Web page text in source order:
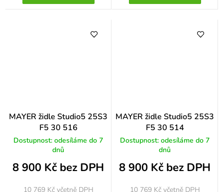
MAYER židle Studio5 25S3
F5 30 516
Dostupnost: odesíláme do 7
dnů
8 900 Kč bez DPH
10 769 Kč včetně DPH
MAYER židle Studio5 25S3
F5 30 514
Dostupnost: odesíláme do 7
dnů
8 900 Kč bez DPH
10 769 Kč včetně DPH